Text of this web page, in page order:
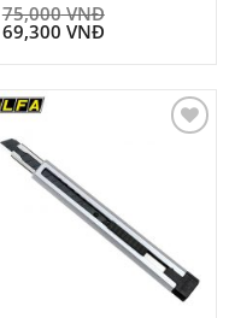
75,000VNĐ
69,300 VNĐ